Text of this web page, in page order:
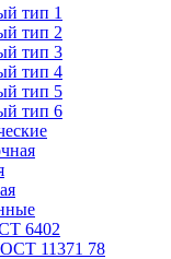
тип 1
тип 2
тип 3
тип 4
тип 5
тип 6
6402
11371 78